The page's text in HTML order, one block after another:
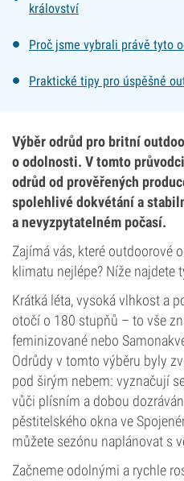
království
Proč jsme vybrali právě tyto
Praktické tipy pro úspěšné
Výběr odrůd pro britní
o odolnosti. V tomto
odrůd od prověřených
spolehlivé dokvétání a
a nevyzpytatelném počasí.
Zajímá vás, které outdoorové
klimatu nejlépe? Níže najdete
Krátká léta, vysoká vlhkost a
otočí o 180 stupňů – to vše
feminizované nebo
Odrůdy v tomto výběru byly
pod širým nebem: vyznačují
vůči plísním a dobou
pěstitelského okna ve
můžete sezónu naplánovat s
Začneme odolnými a rychle